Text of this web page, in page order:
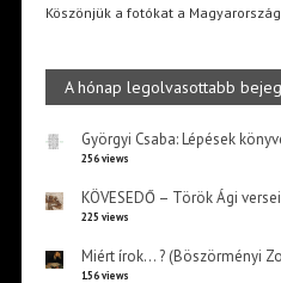
Köszönjük a fotókat a
A hónap legolvasottabb
Györgyi Csaba: Lépések
256 views
KÖVESEDŐ – Török Ági versei
225 views
Miért írok… ? (Böszörményi
156 views